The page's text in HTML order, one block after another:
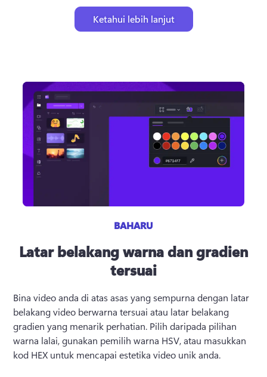
Ketahui lebih lanjut
BAHARU
Latar belakang warna dan gradien
tersuai
Bina video anda di atas asas yang sempurna dengan latar
belakang video berwarna tersuai atau latar belakang
gradien yang menarik perhatian. Pilih daripada pilihan
warna lalai, gunakan pemilih warna HSV, atau masukkan
kod HEX untuk mencapai estetika video unik anda.